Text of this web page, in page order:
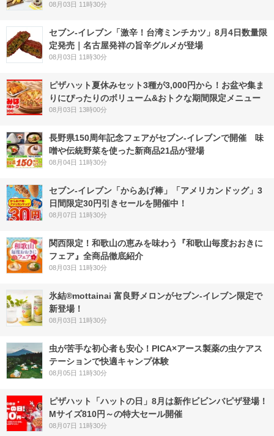
08月03日 11時30分
セブン-イレブン「激辛！台湾ミンチカツ」8月4日数量限
定発売｜名古屋発祥の旨辛グルメが登場
08月03日 11時30分
ピザハット夏休みセット3種が3,000円から！お盆や集ま
りにぴったりのボリューム&おトクな期間限定メニュー
08月03日 13時00分
長野県150周年記念フェアがセブン-イレブンで開催 味
噌や伝統野菜を使った新商品21品が登場
08月04日 11時30分
セブン‐イレブン「からあげ棒」「アメリカンドッグ」3
日間限定30円引きセールを開催中！
08月07日 11時30分
関西限定！和歌山の恵みを味わう『和歌山毎度おおきに
フェア』全商品徹底紹介
08月03日 11時30分
氷結®mottainai 富良野メロンがセブン‐イレブン限定で
新登場！
08月03日 11時30分
虫が苦手な初心者も安心！PICA×アース製薬の虫ケアス
テーションで快適キャンプ体験
08月05日 11時30分
ピザハット「ハットの日」8月は新作ビビンバピザ登場！
Mサイズ810円～の特大セール開催
08月07日 11時30分